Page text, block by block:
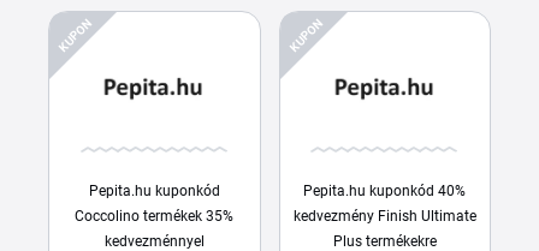
KUPON
Pepita.hu kuponkód
Coccolino termékek 35%
kedvezménnyel
KUPON
Pepita.hu kuponkód 40%
kedvezmény Finish Ultimate
Plus termékekre